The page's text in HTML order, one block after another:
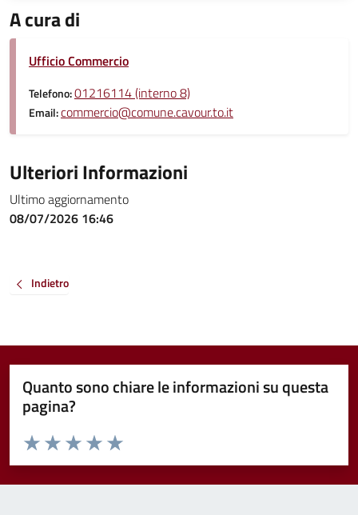
A cura di
Ufficio Commercio
Telefono:01216114 (interno 8)
Email:commercio@comune.cavour.to.it
Ulteriori Informazioni
Ultimo aggiornamento
08/07/2026 16:46
Indietro
Quanto sono chiare le informazioni su questa
pagina?
Valuta da 1 a 5 stelle la pagina
Valuta 5 stelle su 5
Valuta 4 stelle su 5
Valuta 3 stelle su 5
Valuta 2 stelle su 5
Valuta 1 stelle su 5